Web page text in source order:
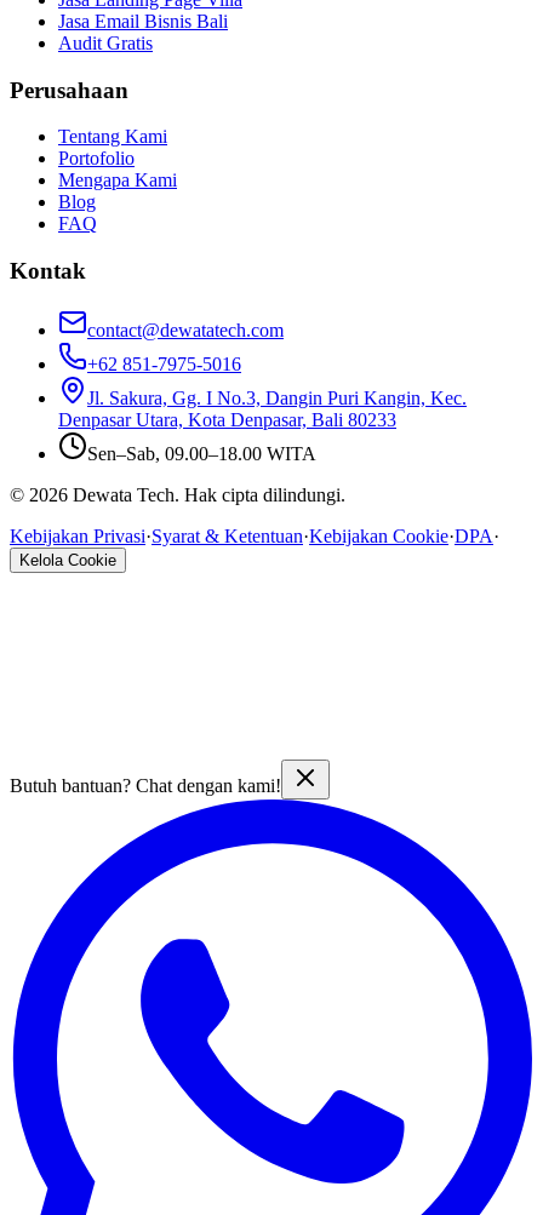
Jasa Email Bisnis Bali
Audit Gratis
Perusahaan
Tentang Kami
Portofolio
Mengapa Kami
Blog
FAQ
Kontak
contact@dewatatech.com
+62 851-7975-5016
Jl. Sakura, Gg. I No.3, Dangin Puri Kangin, Kec.
Denpasar Utara, Kota Denpasar, Bali 80233
Sen–Sab, 09.00–18.00 WITA
© 2026 Dewata Tech. Hak cipta dilindungi.
Kebijakan Privasi·Syarat & Ketentuan·Kebijakan Cookie·DPA·
Kelola Cookie
Butuh bantuan? Chat dengan kami!